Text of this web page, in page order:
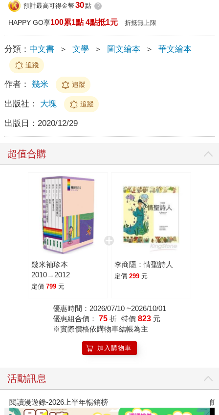
預計最高可得金幣 30點 ?
HAPPY GO享100累1點 4點抵1元 折抵無上限
分類： 中文書 ＞ 文學 ＞ 圖文繪本 ＞ 華文繪本
追蹤
作者： 幾米 追蹤
出版社： 大塊 追蹤
出版日： 2020/12/29
超值合購
幾米袖珍本
2010→2012
定價 799 元
李商隱：情聖詩人
定價 299 元
優惠時間：2026/07/10 ~2026/10/01
優惠組合價： 75 折 特價 823 元
※實際價格依購物車結帳為主
加入購物車
活動訊息
閱讀漫遊錄-2026上半年暢銷榜 飢